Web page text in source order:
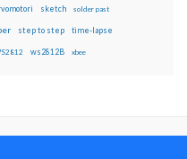
sketch solder past
step to step time-lapse
ws2812B xbee